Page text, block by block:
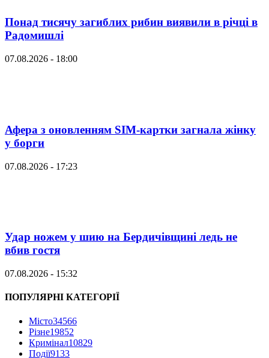
Понад тисячу загиблих рибин виявили в річці в
Радомишлі
07.08.2026 - 18:00
Афера з оновленням SIM-картки загнала жінку
у борги
07.08.2026 - 17:23
Удар ножем у шию на Бердичівщині ледь не
вбив гостя
07.08.2026 - 15:32
ПОПУЛЯРНІ КАТЕГОРІЇ
Місто34566
Різне19852
Кримінал10829
Події9133